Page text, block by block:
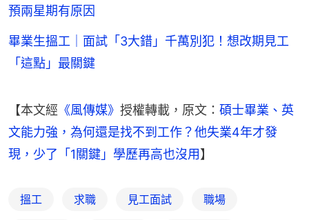
預兩星期有原因
畢業生搵工｜面試「3大錯」千萬別犯！想改期見工
「這點」最關鍵
【本文經 《風傳媒》 授權轉載，原文： 碩士畢業、英
文能力強，為何還是找不到工作？他失業4年才發
現，少了「1關鍵」學歷再高也沒用】
搵工 求職 見工面試 職場